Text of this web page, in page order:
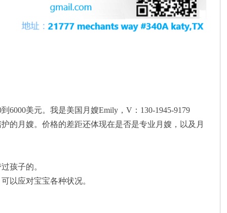
6000美元。我是美国月嫂Emily，V：130-1945-9179
的月嫂。价格的差距还体现在是否是专业月嫂，以及月
孩子的。
以应对宝宝各种状况。